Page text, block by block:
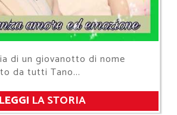
di un giovanotto di nome
da tutti Tano...
LEGGI LA STORIA